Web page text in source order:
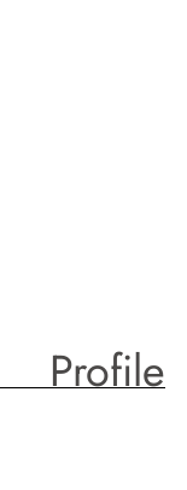
Profile